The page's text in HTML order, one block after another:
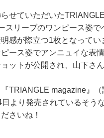
せていただいた
スリーブのワンピース姿
感が際立つ1枚となって
ース姿でアンニュイな表
ットが公開され、山下さ
TRIANGLE magazine』
より発売されているそう
さいね！